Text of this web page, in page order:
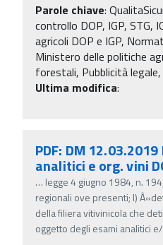
Parole chiave:
controllo DOP, IGP, STG,
agricoli DOP e IGP,
Ministero delle politiche
forestali, Pubblicità
Ultima modifica:
PDF: DM
analitici e org. vini
… legge 4 giugno 1984, n.
regionali ove presenti; l)
della filiera vitivinicola che
oggetto degli esami analitici e/